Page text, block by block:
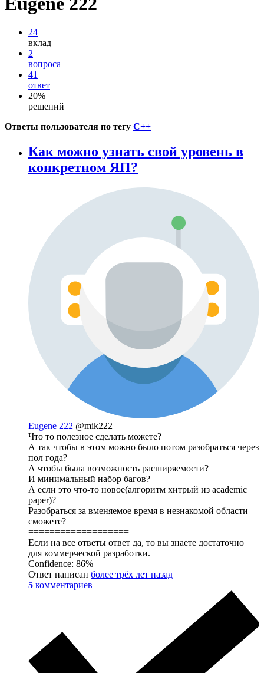
24
вклад
2
вопроса
41
ответ
20%
решений
Ответы пользователя по тегу C++
Как можно узнать свой уровень в
конкретном ЯП?
Eugene 222 @mik222
Что то полезное сделать можете?
А так чтобы в этом можно было потом разобраться через
пол года?
А чтобы была возможность расширяемости?
И минимальный набор багов?
А если это что-то новое(алгоритм хитрый из academic
paper)?
Разобраться за вменяемое время в незнакомой области
сможете?
===================
Если на все ответы ответ да, то вы знаете достаточно
для коммерческой разработки.
Confidence: 86%
Ответ написан более трёх лет назад
5 комментариев